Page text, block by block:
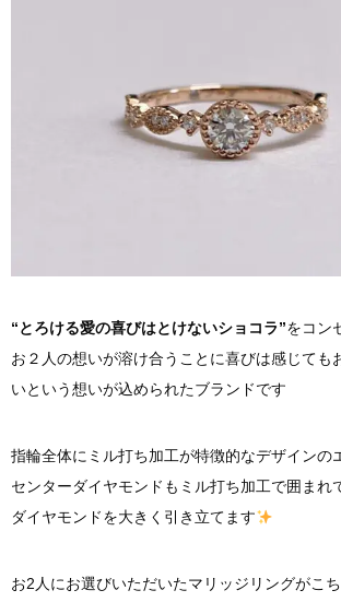
“とろける愛の喜びはとけないショコラ”をコン
お２人の想いが溶け合うことに喜びは感じても
いという想いが込められたブランドです
指輪全体にミル打ち加工が特徴的なデザインの
センターダイヤモンドもミル打ち加工で囲まれ
ダイヤモンドを大きく引き立てます
お2人にお選びいただいたマリッジリングがこち